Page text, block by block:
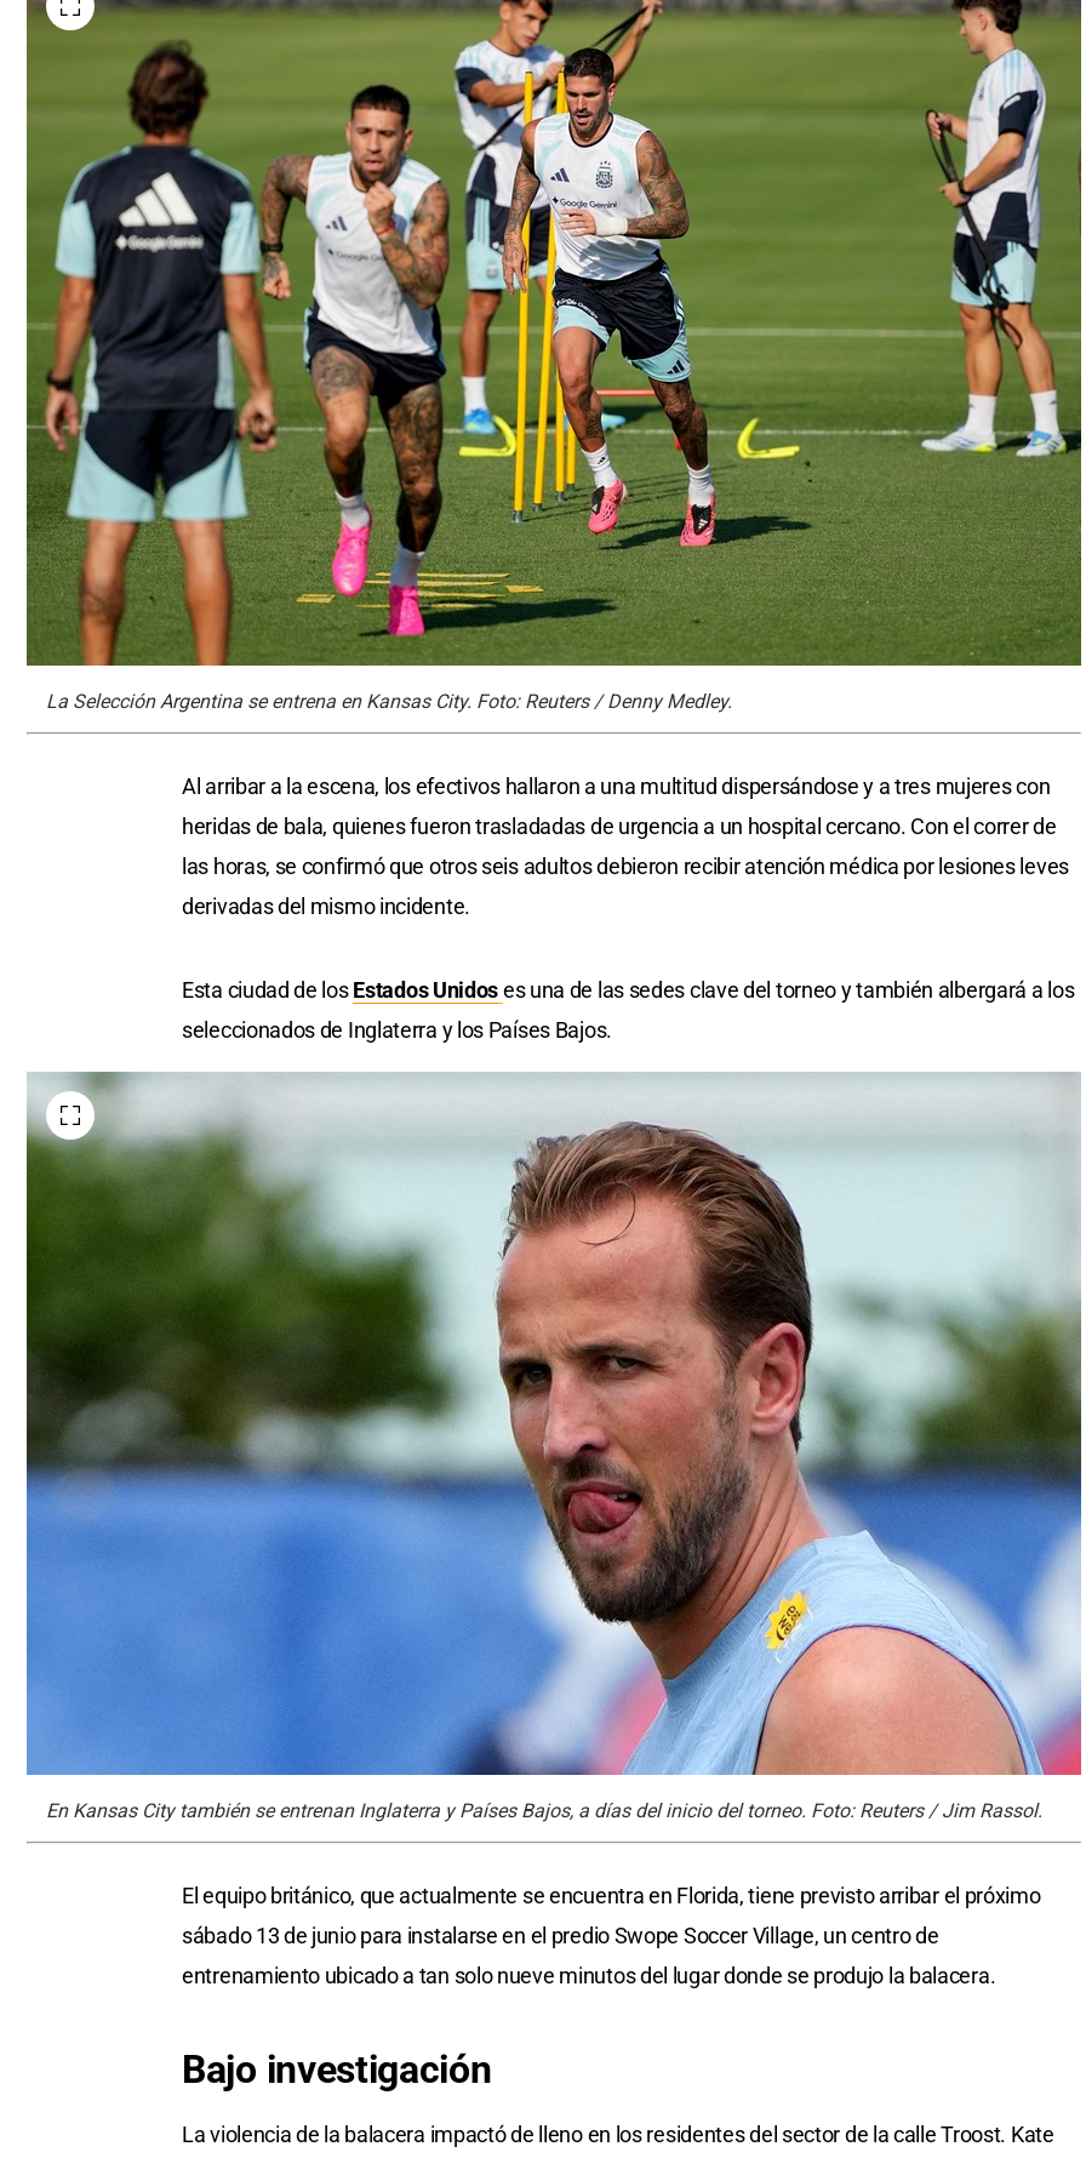
La Selección Argentina se entrena en Kansas City. Foto: Reuters / Denny Medley.
Al arribar a la escena, los efectivos hallaron a una multitud dispersándose y a tres mujeres con
heridas de bala, quienes fueron trasladadas de urgencia a un hospital cercano. Con el correr de
las horas, se confirmó que otros seis adultos debieron recibir atención médica por lesiones leves
derivadas del mismo incidente.
Esta ciudad de losEstados Unidoses una de las sedes clave del torneo y también albergará a los
seleccionados de Inglaterra y los Países Bajos.
En Kansas City también se entrenan Inglaterra y Países Bajos, a días del inicio del torneo. Foto: Reuters / Jim Rassol.
El equipo británico, que actualmente se encuentra en Florida, tiene previsto arribar el próximo
sábado 13 de junio para instalarse en el predio Swope Soccer Village, un centro de
entrenamiento ubicado a tan solo nueve minutos del lugar donde se produjo la balacera.
Bajo investigación
La violencia de la balacera impactó de lleno en los residentes del sector de la calle Troost. Kate